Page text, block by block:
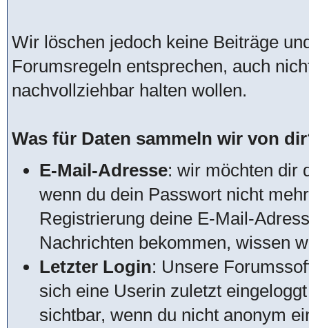
Wir löschen jedoch keine Beiträge
Forumsregeln entsprechen, auch
nachvollziehbar halten wollen.
Was für Daten sammeln wir von
E-Mail-Adresse: wir möchten dir
wenn du dein Passwort nicht
Registrierung deine E-Mail-
Nachrichten bekommen, wissen
Letzter Login: Unsere
sich eine Userin zuletzt
sichtbar, wenn du nicht anonym